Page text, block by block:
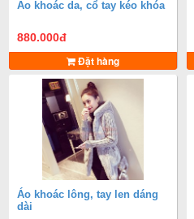
Áo khoác da, cổ tay kéo khóa
880.000đ
Đặt hàng
Áo khoác lông, tay len dáng
dài